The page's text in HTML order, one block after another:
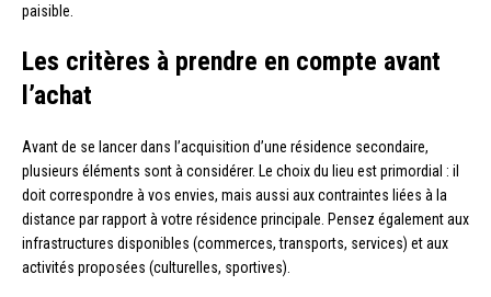
paisible.
Les critères à prendre en compte avant
l’achat
Avant de se lancer dans l’acquisition d’une résidence secondaire,
plusieurs éléments sont à considérer. Le choix du lieu est primordial : il
doit correspondre à vos envies, mais aussi aux contraintes liées à la
distance par rapport à votre résidence principale. Pensez également aux
infrastructures disponibles (commerces, transports, services) et aux
activités proposées (culturelles, sportives).